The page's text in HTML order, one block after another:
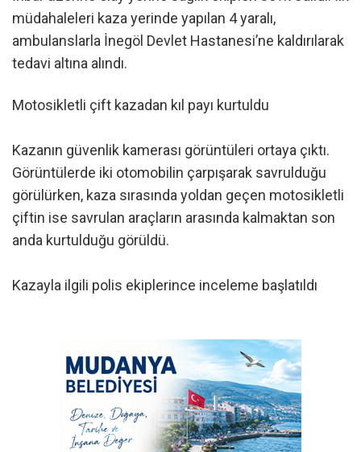
müdahaleleri kaza yerinde yapılan 4 yaralı,
ambulanslarla İnegöl Devlet Hastanesi’ne kaldırılarak
tedavi altına alındı.
Motosikletli çift kazadan kıl payı kurtuldu
Kazanın güvenlik kamerası görüntüleri ortaya çıktı.
Görüntülerde iki otomobilin çarpışarak savrulduğu
görülürken, kaza sırasında yoldan geçen motosikletli
çiftin ise savrulan araçların arasında kalmaktan son
anda kurtulduğu görüldü.
Kazayla ilgili polis ekiplerince inceleme başlatıldı